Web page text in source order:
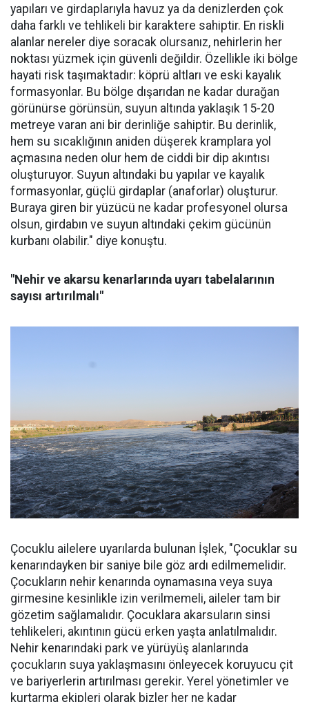
yapıları ve girdaplarıyla havuz ya da denizlerden çok
daha farklı ve tehlikeli bir karaktere sahiptir. En riskli
alanlar nereler diye soracak olursanız, nehirlerin her
noktası yüzmek için güvenli değildir. Özellikle iki bölge
hayati risk taşımaktadır: köprü altları ve eski kayalık
formasyonlar. Bu bölge dışarıdan ne kadar durağan
görünürse görünsün, suyun altında yaklaşık 15-20
metreye varan ani bir derinliğe sahiptir. Bu derinlik,
hem su sıcaklığının aniden düşerek kramplara yol
açmasına neden olur hem de ciddi bir dip akıntısı
oluşturuyor. Suyun altındaki bu yapılar ve kayalık
formasyonlar, güçlü girdaplar (anaforlar) oluşturur.
Buraya giren bir yüzücü ne kadar profesyonel olursa
olsun, girdabın ve suyun altındaki çekim gücünün
kurbanı olabilir." diye konuştu.
"Nehir ve akarsu kenarlarında uyarı tabelalarının
sayısı artırılmalı"
Çocuklu ailelere uyarılarda bulunan İşlek, "Çocuklar su
kenarındayken bir saniye bile göz ardı edilmemelidir.
Çocukların nehir kenarında oynamasına veya suya
girmesine kesinlikle izin verilmemeli, aileler tam bir
gözetim sağlamalıdır. Çocuklara akarsuların sinsi
tehlikeleri, akıntının gücü erken yaşta anlatılmalıdır.
Nehir kenarındaki park ve yürüyüş alanlarında
çocukların suya yaklaşmasını önleyecek koruyucu çit
ve bariyerlerin artırılması gerekir. Yerel yönetimler ve
kurtarma ekipleri olarak bizler her ne kadar